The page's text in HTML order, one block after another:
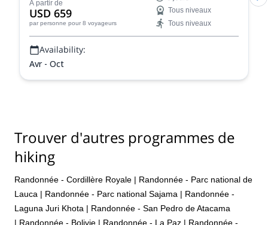
À partir de
USD 659
par personne pour 8 voyageurs
Tous niveaux
Tous niveaux
Availability:
Avr - Oct
Trouver d'autres programmes de
hiking
Randonnée - Cordillère Royale | Randonnée - Parc national de
Lauca | Randonnée - Parc national Sajama | Randonnée -
Laguna Juri Khota | Randonnée - San Pedro de Atacama
| Randonnée - Bolivie | Randonnée - La Paz | Randonnée -